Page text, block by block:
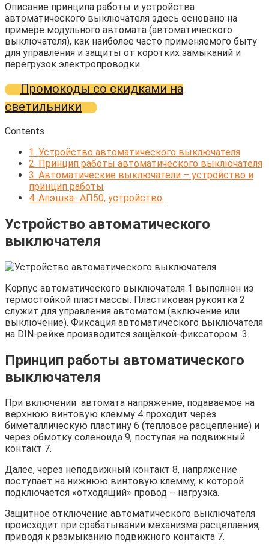
Описание принципа работы и устройства
автоматического выключателя здесь основано на
примере модульного автомата (автоматического
выключателя), как наиболее часто применяемого быту
для управления и защиты от коротких замыканий и
перегрузок электропроводки.
Промокоды со скидками на
светильники
Contents
1. Устройство автоматического выключателя
2. Принцип работы автоматического выключателя
3. Автоматические выключатели – устройство и
принцип работы
4. Апэшка- АП50, устройство.
Устройство автоматического
выключателя
Корпус автоматического выключателя 1 выполнен из
термостойкой пластмассы. Пластиковая рукоятка 2
служит для управления автоматом (включение или
выключение). Фиксация автоматического выключателя
на DIN-рейке производится защёлкой-фиксатором 3.
Принцип работы автоматического
выключателя
При включении автомата напряжение, подаваемое на
верхнюю винтовую клемму 4 проходит через
биметаллическую пластину 6 (тепловое расцепление) и
через обмотку соленоида 9, поступая на подвижный
контакт 7.
Далее, через неподвижный контакт 8, напряжение
поступает на нижнюю винтовую клемму, к которой
подключается «отходящий» провод – нагрузка.
Защитное отключение автоматического выключателя
происходит при срабатывании механизма расцепления,
приводя к размыканию подвижного контакта 7.